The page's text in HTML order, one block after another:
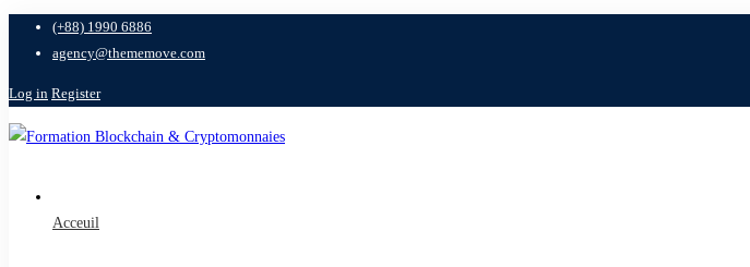
(+88) 1990 6886
agency@thememove.com
Log in Register
Acceuil